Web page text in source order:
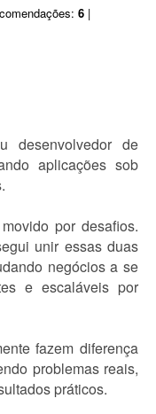
6 |
desenvolvedor de
aplicações sob
por desafios.
unir essas duas
negócios a se
e escaláveis por
fazem diferença
problemas reais,
práticos.